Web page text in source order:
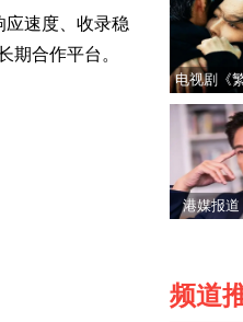
应速度、收录稳
期合作平台。
电视剧《
海证券
港媒报道
频道